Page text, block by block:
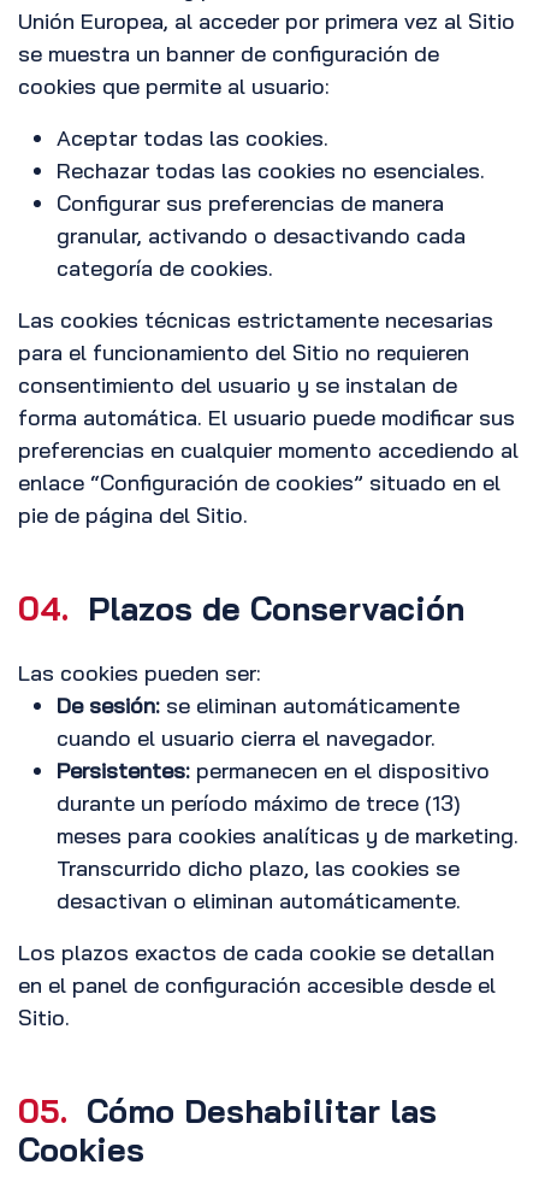
Unión Europea, al acceder por primera vez al Sitio
se muestra un banner de configuración de
cookies que permite al usuario:
Aceptar todas las cookies.
Rechazar todas las cookies no esenciales.
Configurar sus preferencias de manera
granular, activando o desactivando cada
categoría de cookies.
Las cookies técnicas estrictamente necesarias
para el funcionamiento del Sitio no requieren
consentimiento del usuario y se instalan de
forma automática. El usuario puede modificar sus
preferencias en cualquier momento accediendo al
enlace “Configuración de cookies” situado en el
pie de página del Sitio.
04. Plazos de Conservación
Las cookies pueden ser:
De sesión: se eliminan automáticamente
cuando el usuario cierra el navegador.
Persistentes: permanecen en el dispositivo
durante un período máximo de trece (13)
meses para cookies analíticas y de marketing.
Transcurrido dicho plazo, las cookies se
desactivan o eliminan automáticamente.
Los plazos exactos de cada cookie se detallan
en el panel de configuración accesible desde el
Sitio.
05. Cómo Deshabilitar las
Cookies